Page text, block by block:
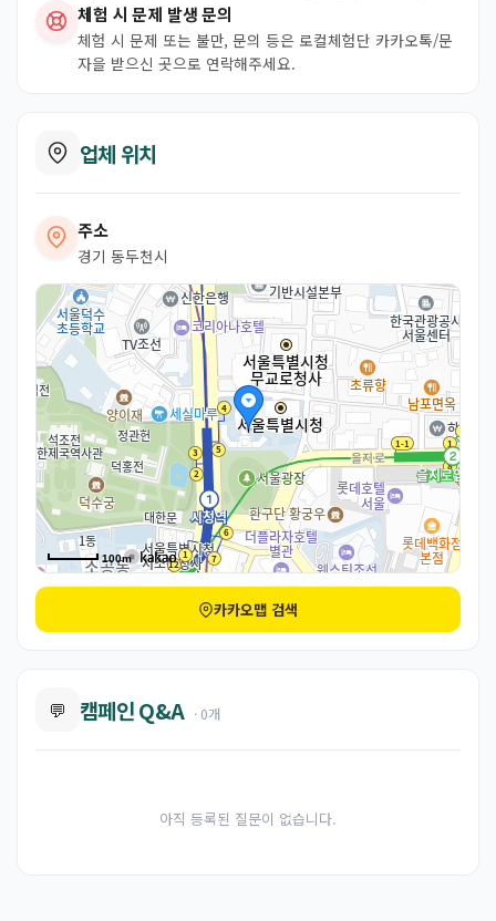
체험 시 문제 발생 문의
체험 시 문제 또는 불만, 문의 등은 로컬체험단 카카오톡/문
자을 받으신 곳으로 연락해주세요.
업체 위치
주소
경기 동두천시
100m
카카오맵 검색
💬 캠페인 Q&A · 0개
아직 등록된 질문이 없습니다.